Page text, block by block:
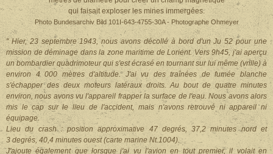
qui faisait exploser les mines immergées.
Photo Bundesarchiv Bild 101I-643-4755-30A - Photographe Ohmeyer
" Hier, 23 septembre 1943, nous avons décollé à bord d'un Ju 52 pour une
mission de déminage dans la zone maritime de Lorient. Vers 9h45, j'ai aperçu
un bombardier quadrimoteur qui s'est écrasé en tournant sur lui même (vrille) à
environ 4 000 mètres d'altitude. J'ai vu des traînées de fumée blanche
s'échapper des deux moteurs latéraux droits. Au bout de quatre minutes
environ, nous avons vu l'appareil frapper la surface de l'eau. Nous avons alors
mis le cap sur le lieu de l'accident, mais n'avons retrouvé ni appareil ni
équipage.
Lieu du crash : position approximative 47 degrés, 37,2 minutes nord et
3 degrés, 40,4 minutes ouest (carte marine Nt.1004).
J'ajoute également que lorsque j'ai vu l'avion en tout premier, il volait en